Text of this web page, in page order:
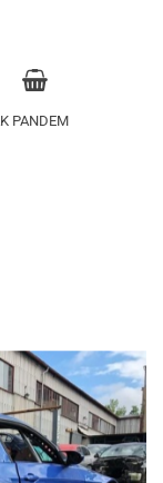
PANDEM